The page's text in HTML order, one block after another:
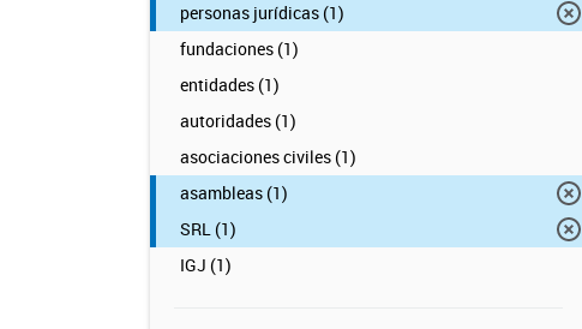
personas jurídicas (1)
fundaciones (1)
entidades (1)
autoridades (1)
asociaciones civiles (1)
asambleas (1)
SRL (1)
IGJ (1)